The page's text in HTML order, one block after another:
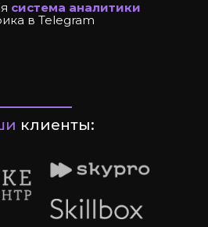
продвижения через
в Telegram позволяет
охват и
Размещение
телеграмм-
шансы на рост
клиенты:
система аналитики
в Telegram